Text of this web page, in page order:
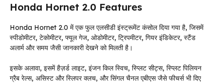
Honda Hornet 2.0 Features
Honda Hornet 2.0 में एक फुल एलसीडी इंस्ट्रूमेंट कंसोल दिया गया है, जिसमें
स्पीडोमीटर, टेकोमीटर, फ्यूल गेज, ओडोमीटर, ट्रिपमीटर, गियर इंडिकेटर, स्टैंड
अलार्म और समय जैसी जानकारी देखने को मिलती है।
इसके अलावा, इसमें हैज़र्ड लाइट, इंजन किल स्विच, स्प्लिट सीट्स, स्प्लिट पिलियन
ग्रैब रेल्स, असिस्ट और स्लिपर क्लच, और सिंगल चैनल एबीएस जैसे फीचर्स भी दिए